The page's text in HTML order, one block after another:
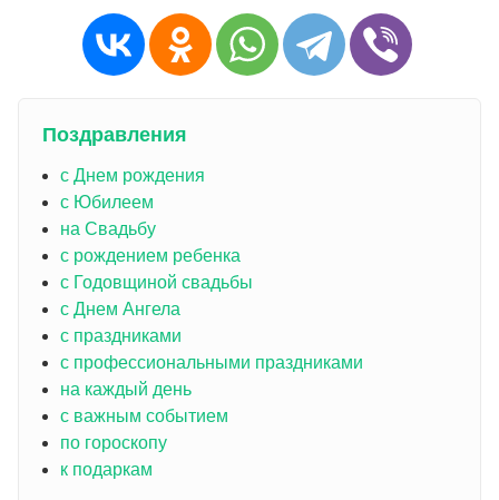
Поздравления
с Днем рождения
с Юбилеем
на Свадьбу
с рождением ребенка
с Годовщиной свадьбы
с Днем Ангела
с праздниками
с профессиональными праздниками
на каждый день
с важным событием
по гороскопу
к подаркам